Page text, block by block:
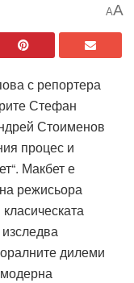
AA
с репортера
Стефан
Стоименов
процес и
Макбет е
режисьора
дилеми